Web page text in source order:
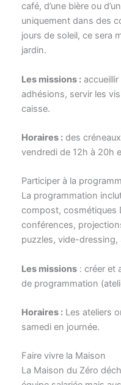
café, d’une bière ou
uniquement dans des
jours de soleil, ce sera
jardin.
Les missions :accueillir
adhésions, servir les
caisse.
Horaires :des
vendredi de 12h à 20h
Participer à la
La programmation
compost, cosmétiques
conférences,
puzzles, vide-dressing,
Les missions: créer et
de programmation
Horaires :Les ateliers
samedi en journée.
Faire vivre la Maison
La Maison du Zéro